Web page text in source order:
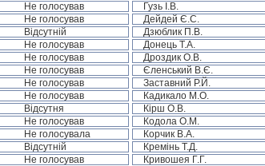
Не голосував Гузь І.В.
Не голосував Дейдей Є.С.
Відсутній Дзюблик П.В.
Не голосував Донець Т.А.
Не голосував Дроздик О.В.
Не голосував Єленський В.Є.
Не голосував Заставний Р.Й.
Не голосував Кадикало М.О.
Відсутня Кірш О.В.
Не голосував Кодола О.М.
Не голосувала Корчик В.А.
Відсутній Кремінь Т.Д.
Не голосував Кривошея Г.Г.